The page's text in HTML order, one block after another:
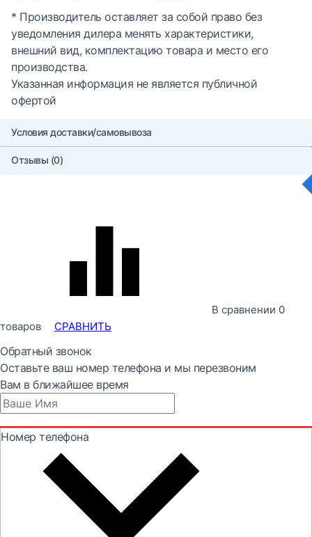
* Производитель оставляет за собой право без
уведомления дилера менять характеристики,
внешний вид, комплектацию товара и место его
производства.
Указанная информация не является публичной
офертой
Условия доставки/самовывоза
Отзывы (0)
В сравнении 0
товаров
СРАВНИТЬ
Обратный звонок
Оставьте ваш номер телефона и мы перезвоним
Вам в ближайшее время
Номер телефона